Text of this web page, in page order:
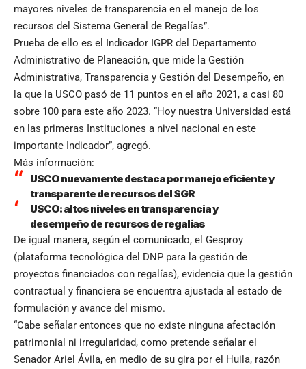
mayores niveles de transparencia en el manejo de los
recursos del Sistema General de Regalías”.
Prueba de ello es el Indicador IGPR del Departamento
Administrativo de Planeación, que mide la Gestión
Administrativa, Transparencia y Gestión del Desempeño, en
la que la USCO pasó de 11 puntos en el año 2021, a casi 80
sobre 100 para este año 2023. “Hoy nuestra Universidad está
en las primeras Instituciones a nivel nacional en este
importante Indicador”, agregó.
Más información:
USCO nuevamente destaca por manejo eficiente y
transparente de recursos del SGR
USCO: altos niveles en transparencia y
desempeño de recursos de regalías
De igual manera, según el comunicado, el Gesproy
(plataforma tecnológica del DNP para la gestión de
proyectos financiados con regalías), evidencia que la gestión
contractual y financiera se encuentra ajustada al estado de
formulación y avance del mismo.
“Cabe señalar entonces que no existe ninguna afectación
patrimonial ni irregularidad, como pretende señalar el
Senador Ariel Ávila, en medio de su gira por el Huila, razón